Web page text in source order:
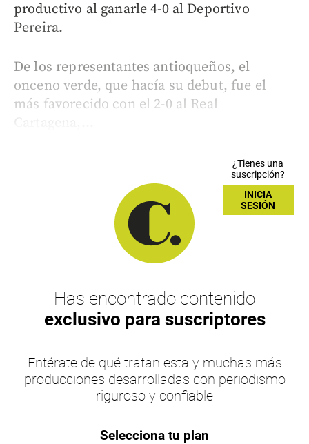
productivo al ganarle 4-0 al Deportivo
Pereira.
De los representantes antioqueños, el
onceno verde, que hacía su debut, fue el
más favorecido con el 2-0 al Real
Cartagena,...
¿Tienes una
suscripción?
INICIA
SESIÓN
Has encontrado contenido
exclusivo para suscriptores
Entérate de qué tratan esta y muchas más
producciones desarrolladas con periodismo
riguroso y confiable
Selecciona tu plan